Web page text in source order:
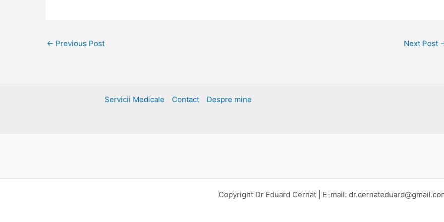
← Previous Post Next Post
Servicii Medicale Contact Despre mine
Copyright Dr Eduard Cernat | E-mail: